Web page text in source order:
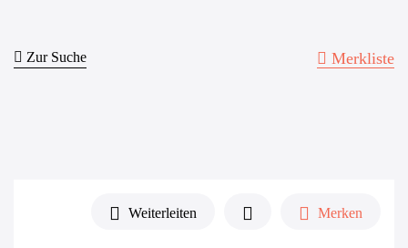
Zur Suche Merkliste
Weiterleiten Merken